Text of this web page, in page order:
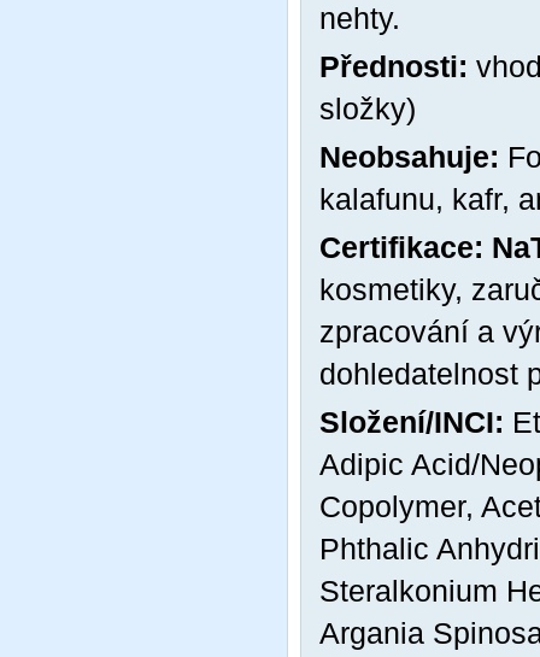
nehty.
Přednosti:
složky)
Neobsahuje:
kalafunu, kafr,
Certifikace:
kosmetiky,
zpracování a
dohledatelnost
Složení/INCI:
Adipic Acid/
Copolymer,
Phthalic
Steralkonium
Argania